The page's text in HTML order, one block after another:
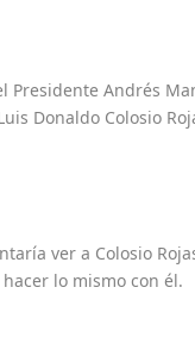
Presidente Andrés
Donaldo Colosio
ver a Colosio
lo mismo con él.